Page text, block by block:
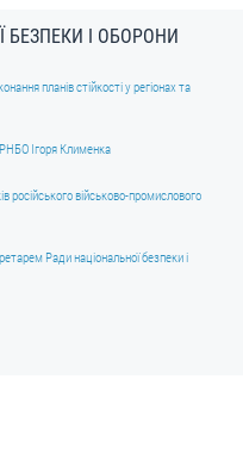
БЕЗПЕКИ І ОБОРОНИ
планів стійкості у регіонах та
Ігоря Клименка
російського військово-промислового
Ради національної безпеки і